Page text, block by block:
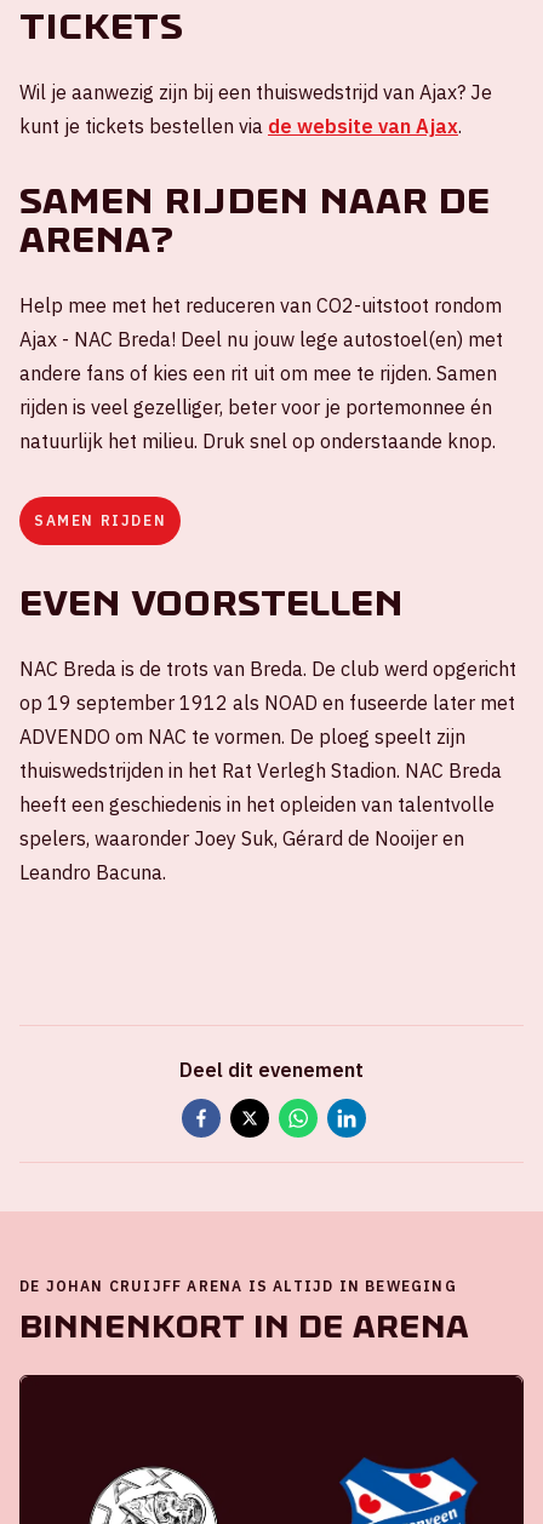
Tickets
Wil je aanwezig zijn bij een thuiswedstrijd van Ajax? Je
kunt je tickets bestellen via de website van Ajax.
Samen rijden naar de
ArenA?
Help mee met het reduceren van CO2-uitstoot rondom
Ajax - NAC Breda! Deel nu jouw lege autostoel(en) met
andere fans of kies een rit uit om mee te rijden. Samen
rijden is veel gezelliger, beter voor je portemonnee én
natuurlijk het milieu. Druk snel op onderstaande knop.
SAMEN RIJDEN
Even voorstellen
NAC Breda is de trots van Breda. De club werd opgericht
op 19 september 1912 als NOAD en fuseerde later met
ADVENDO om NAC te vormen. De ploeg speelt zijn
thuiswedstrijden in het Rat Verlegh Stadion. NAC Breda
heeft een geschiedenis in het opleiden van talentvolle
spelers, waaronder Joey Suk, Gérard de Nooijer en
Leandro Bacuna.
Deel dit evenement
DE JOHAN CRUIJFF ARENA IS ALTIJD IN BEWEGING
Binnenkort in de ArenA